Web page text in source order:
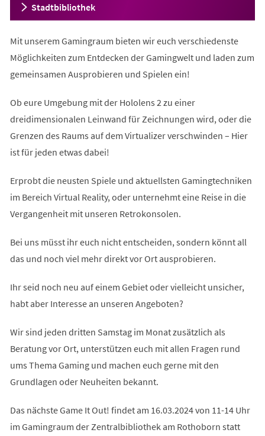
Stadtbibliothek
Mit unserem Gamingraum bieten wir euch verschiedenste
Möglichkeiten zum Entdecken der Gamingwelt und laden zum
gemeinsamen Ausprobieren und Spielen ein!
Ob eure Umgebung mit der Hololens 2 zu einer
dreidimensionalen Leinwand für Zeichnungen wird, oder die
Grenzen des Raums auf dem Virtualizer verschwinden – Hier
ist für jeden etwas dabei!
Erprobt die neusten Spiele und aktuellsten Gamingtechniken
im Bereich Virtual Reality, oder unternehmt eine Reise in die
Vergangenheit mit unseren Retrokonsolen.
Bei uns müsst ihr euch nicht entscheiden, sondern könnt all
das und noch viel mehr direkt vor Ort ausprobieren.
Ihr seid noch neu auf einem Gebiet oder vielleicht unsicher,
habt aber Interesse an unseren Angeboten?
Wir sind jeden dritten Samstag im Monat zusätzlich als
Beratung vor Ort, unterstützen euch mit allen Fragen rund
ums Thema Gaming und machen euch gerne mit den
Grundlagen oder Neuheiten bekannt.
Das nächste Game It Out! findet am 16.03.2024 von 11-14 Uhr
im Gamingraum der Zentralbibliothek am Rothoborn statt